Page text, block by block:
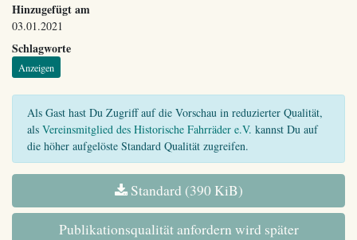
Hinzugefügt am
03.01.2021
Schlagworte
Anzeigen
Als Gast hast Du Zugriff auf die Vorschau in reduzierter Qualität,
als Vereinsmitglied des Historische Fahrräder e.V. kannst Du auf
die höher aufgelöste Standard Qualität zugreifen.
Standard (390 KiB)
Publikationsqualität anfordern wird später